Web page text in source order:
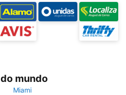
mundo
Miami